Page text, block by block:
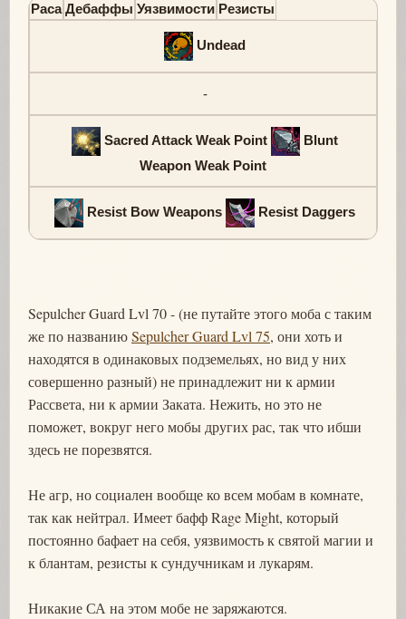
Раса Дебаффы Уязвимости Резисты
Undead
-
Sacred Attack Weak Point
Blunt
Weapon Weak Point
Resist Bow Weapons Resist Daggers
Sepulcher Guard Lvl 70 - (не путайте этого моба с таким
же по названиюSepulcher Guard Lvl 75, они хоть и
находятся в одинаковых подземельях, но вид у них
совершенно разный) не принадлежит ни к армии
Рассвета, ни к армии Заката. Нежить, но это не
поможет, вокруг него мобы других рас, так что ибши
здесь не порезвятся.
Не агр, но социален вообще ко всем мобам в комнате,
так как нейтрал. Имеет бафф Rage Might, который
постоянно бафает на себя, уязвимость к святой магии и
к блантам, резисты к сундучникам и лукарям.
Никакие СА на этом мобе не заряжаются.